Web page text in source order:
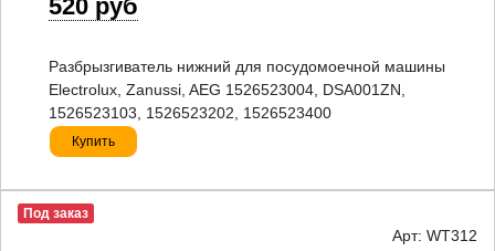
520 руб
Разбрызгиватель нижний для посудомоечной машины
Electrolux, Zanussi, AEG 1526523004, DSA001ZN,
1526523103, 1526523202, 1526523400
Купить
Под заказ
Арт: WT312